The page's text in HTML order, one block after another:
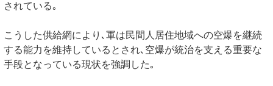
されている｡
こうした供給網により､軍は民間人居住地域への空爆を継続
する能力を維持しているとされ､空爆が統治を支える重要な
手段となっている現状を強調した｡